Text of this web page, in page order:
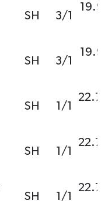
SH 3/1
SH 3/1
SH 1/1
SH 1/1
SH 1/1